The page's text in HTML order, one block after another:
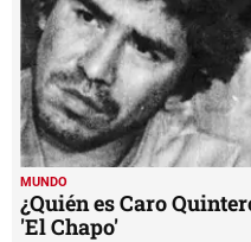
MUNDO
¿Quién es Caro
'El Chapo'